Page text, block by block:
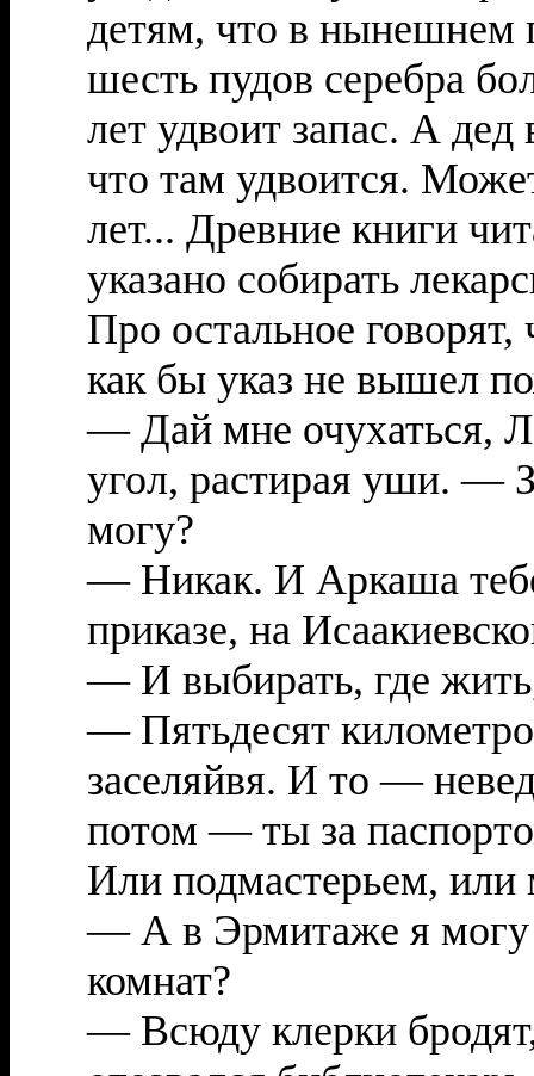
детям, что в нынешнем
шесть пудов серебра
лет удвоит запас. А
что там удвоится.
лет... Древние книги
указано собирать
Про остальное
как бы указ не вышел
— Дай мне очухаться,
угол, растирая уши. —
могу?
— Никак. И Аркаша
приказе, на
— И выбирать, где
— Пятьдесят
заселяйвя. И то —
потом — ты за
Или подмастерьем, или
— А в Эрмитаже я могу
комнат?
— Всюду клерки